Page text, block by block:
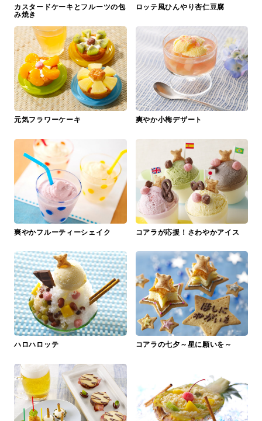
カスタードケーキとフルーツの包
み焼き
ロッテ風ひんやり杏仁豆腐
元気フラワーケーキ 爽やか小梅デザート
爽やかフルーティーシェイク コアラが応援！さわやかアイス
ハロハロッテ コアラの七夕～星に願いを～